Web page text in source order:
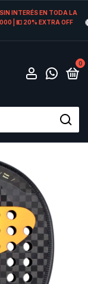
INTERÉS EN TODA LA
| 💵 20% EXTRA OFF
0